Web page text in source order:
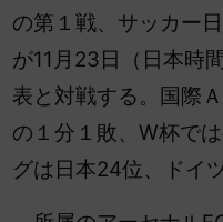
の第１戦、サッカー
が11月23日（日本時
表と対戦する。国際
の１分１敗、W杯で
グは日本24位、ドイツ